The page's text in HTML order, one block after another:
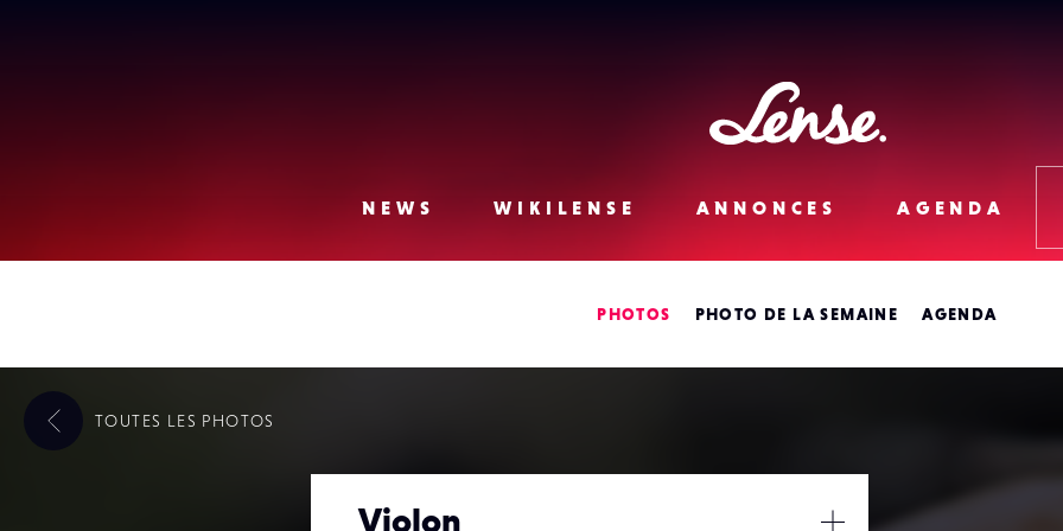
Lense
NEWS WIKILENSE ANNONCES AGENDA
PHOTOS PHOTO DE LA SEMAINE AGENDA
Violon
TOUTES LES PHOTOS